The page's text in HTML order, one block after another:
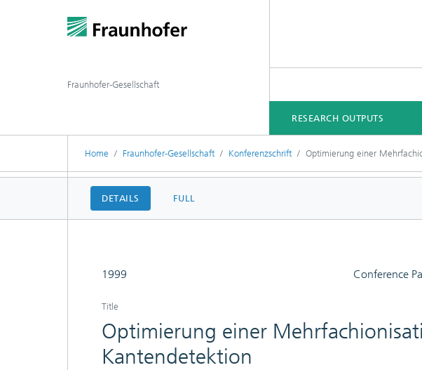
RESEARCH OUTPUTS
Fraunhofer-Gesellschaft
Home Fraunhofer-Gesellschaft Konferenzschrift Optimierung einer
DETAILS FULL
1999 Conference
Title
Optimierung einer
Kantendetektion